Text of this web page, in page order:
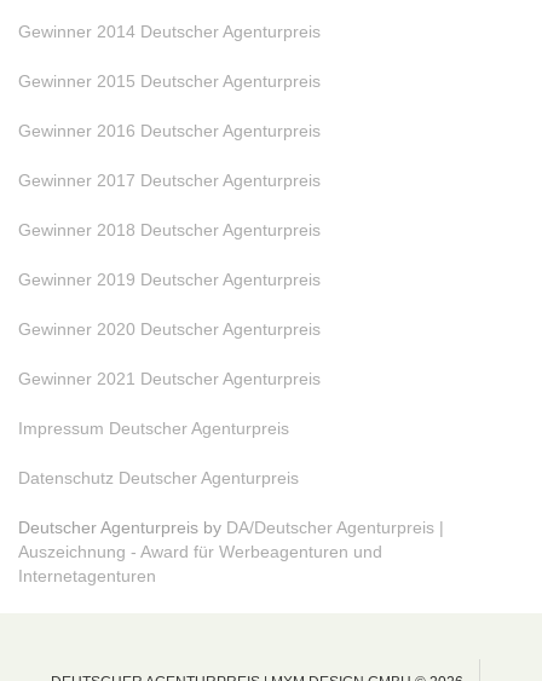
Gewinner 2014 Deutscher Agenturpreis
Gewinner 2015 Deutscher Agenturpreis
Gewinner 2016 Deutscher Agenturpreis
Gewinner 2017 Deutscher Agenturpreis
Gewinner 2018 Deutscher Agenturpreis
Gewinner 2019 Deutscher Agenturpreis
Gewinner 2020 Deutscher Agenturpreis
Gewinner 2021 Deutscher Agenturpreis
Impressum Deutscher Agenturpreis
Datenschutz Deutscher Agenturpreis
Deutscher Agenturpreis by DA/Deutscher Agenturpreis |
Auszeichnung - Award für Werbeagenturen und
Internetagenturen